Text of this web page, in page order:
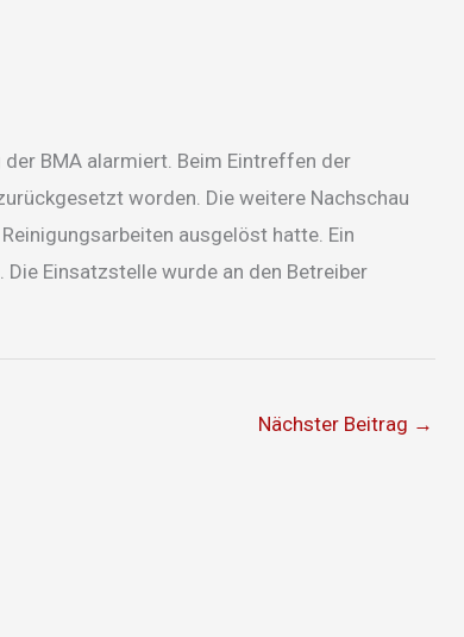
BMA alarmiert. Beim Eintreffen der
worden. Die weitere Nachschau
ausgelöst hatte. Ein
Einsatzstelle wurde an den Betreiber
Nächster Beitrag →